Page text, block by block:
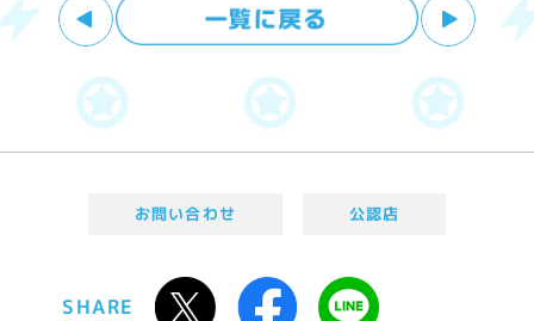
お問い合わせ 公認店
SHARE